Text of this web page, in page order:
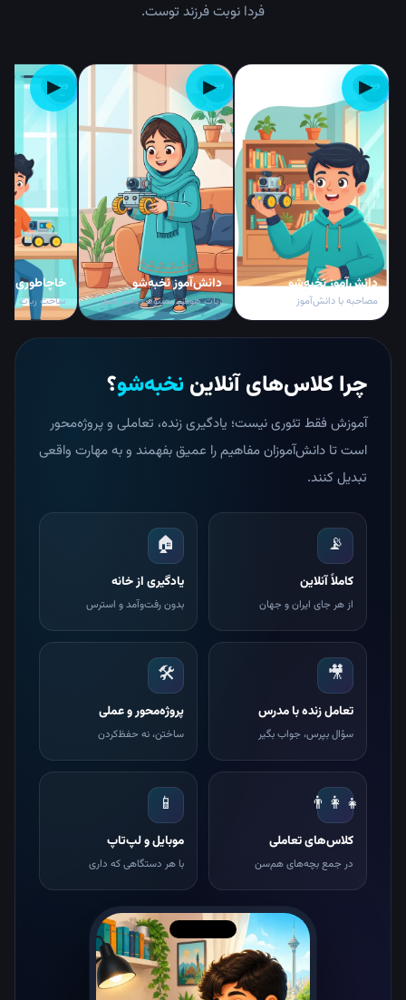
فردا نوبت فرزند توست.
د
ویدیو
▶
دانش‌آموز نخبه‌شو
مصاحبه با دانش‌آموز
د
ویدیو
▶
دانش‌آموز نخبه‌شو
ربات هوش مصنوعی دانش‌آموز
خ
ویدیو
▶
خاچاطوری
ساخت ربات —
چرا کلاس‌های آنلایننخبه‌شو؟
آموزش فقط تئوری نیست؛ یادگیری زنده، تعاملی و پروژه‌محور
است تا دانش‌آموزان مفاهیم را عمیق بفهمند و به مهارت واقعی
تبدیل کنند.
📡
کاملاً آنلاین
از هر جای ایران و جهان
🏠
یادگیری از خانه
بدون رفت‌وآمد و استرس
🎥
تعامل زنده با مدرس
سؤال بپرس، جواب بگیر
🛠
پروژه‌محور و عملی
ساختن، نه حفظ‌کردن
👨‍👩‍👧
کلاس‌های تعاملی
در جمع بچه‌های هم‌سن
📱
موبایل و لپ‌تاپ
با هر دستگاهی که داری